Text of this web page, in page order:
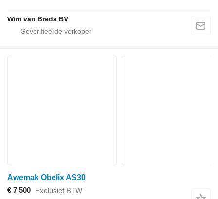
Wim van Breda BV
Awemak Obelix AS30
€ 7.500 Exclusief BTW